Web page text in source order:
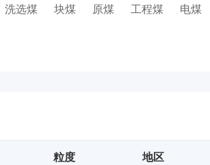
洗选煤 块煤 原煤 工程煤
电煤
粒度 地区